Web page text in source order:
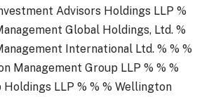
Advisors Holdings LLP %
Global Holdings, Ltd. %
International Ltd. % % %
Management Group LLP % % %
LLP % % % Wellington